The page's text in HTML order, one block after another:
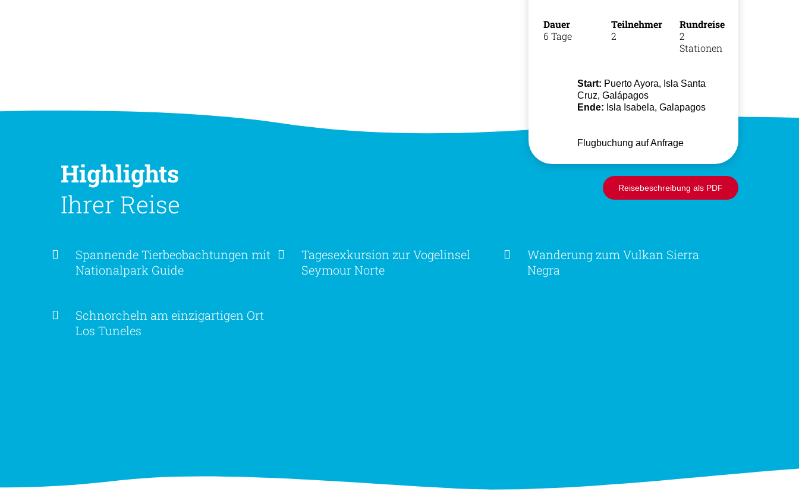
Dauer
6 Tage
Teilnehmer
2
Rundreise
2
Stationen
Start: Puerto Ayora, Isla Santa
Cruz, Galápagos
Ende: Isla Isabela, Galapagos
Flugbuchung auf Anfrage
Reisebeschreibung als PDF
Highlights
Ihrer Reise
Spannende Tierbeobachtungen mit
Nationalpark Guide
Tagesexkursion zur Vogelinsel
Seymour Norte
Wanderung zum Vulkan Sierra
Negra
Schnorcheln am einzigartigen Ort
Los Tuneles